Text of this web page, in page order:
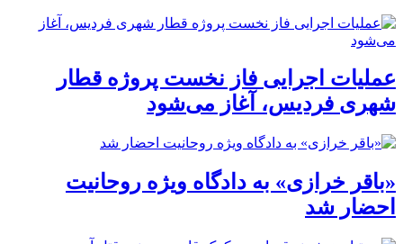
عملیات اجرایی فاز نخست پروژه قطار
شهری فردیس، آغاز می‌شود
«باقر خرازی» به دادگاه ویژه روحانیت
احضار شد